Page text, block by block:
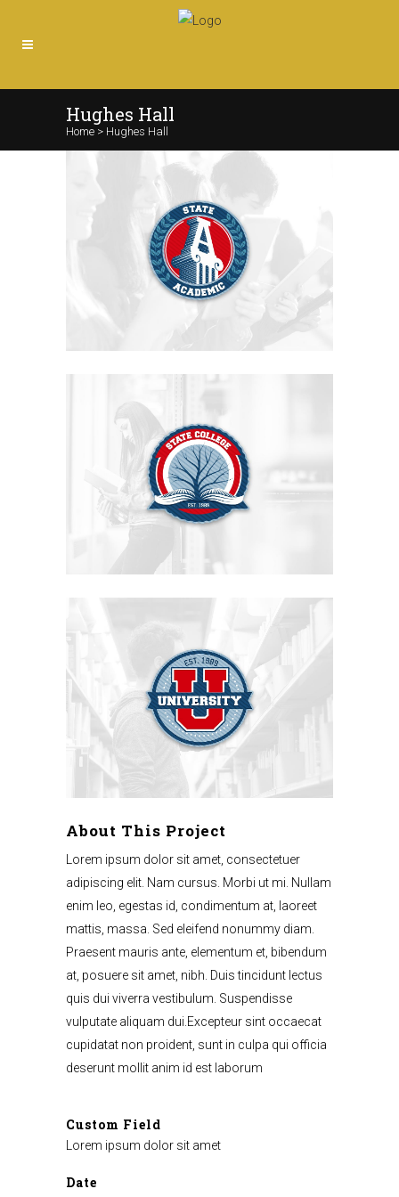
Hughes Hall
Home > Hughes Hall
About This Project
Lorem ipsum dolor sit amet, consectetuer
adipiscing elit. Nam cursus. Morbi ut mi. Nullam
enim leo, egestas id, condimentum at, laoreet
mattis, massa. Sed eleifend nonummy diam.
Praesent mauris ante, elementum et, bibendum
at, posuere sit amet, nibh. Duis tincidunt lectus
quis dui viverra vestibulum. Suspendisse
vulputate aliquam dui.Excepteur sint occaecat
cupidatat non proident, sunt in culpa qui officia
deserunt mollit anim id est laborum
Custom Field
Lorem ipsum dolor sit amet
Date